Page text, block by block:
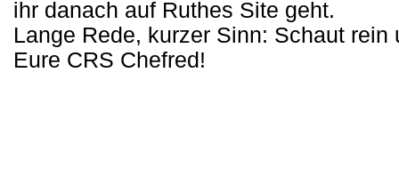
ihr danach auf Ruthes Site geht.
Lange Rede, kurzer Sinn: Schaut
Eure CRS Chefred!